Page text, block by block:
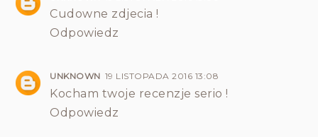
Cudowne zdjecia !
Odpowiedz
UNKNOWN 19 LISTOPADA 2016 13:08
Kocham twoje recenzje serio !
Odpowiedz